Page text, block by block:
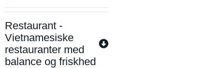
Restaurant -
Vietnamesiske
restauranter med
balance og friskhed